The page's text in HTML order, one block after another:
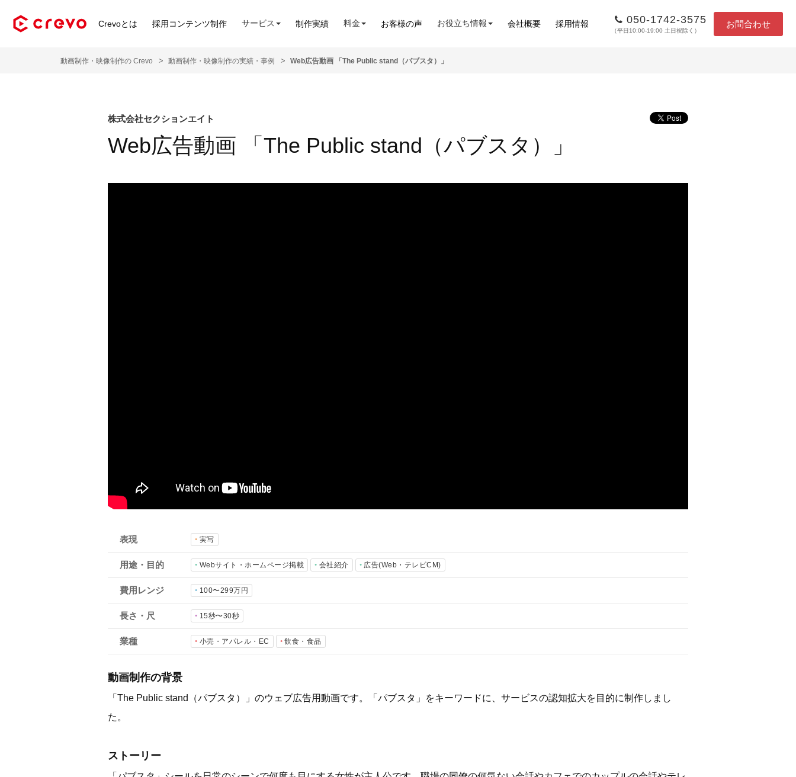
Crevoとは 採用コンテンツ制作 サービス 制作実績 料金 お客様の声 お役立ち情報 会社概要 採用情報 050-1742-3575
（平日10:00-19:00 土日祝除く）
お問合わせ
動画制作・映像制作の Crevo 動画制作・映像制作の実績・事例 Web広告動画 「The Public stand（パブスタ）」
Web広告動画 「The Public stand（パブスタ）」
株式会社セクションエイト
表現 実写
用途・目的 Webサイト・ホームページ掲載 会社紹介 広告(Web・テレビCM)
費用レンジ 100〜299万円
長さ・尺 15秒〜30秒
業種 小売・アパレル・EC 飲食・食品
動画制作の背景
「The Public stand（パブスタ）」のウェブ広告用動画です。「パブスタ」をキーワードに、サービスの認知拡大を目的に制作しまし
た。
ストーリー